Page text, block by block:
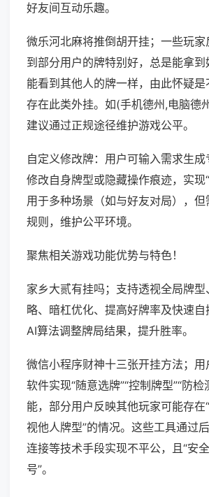
好友间互动乐趣。
微乐河北麻将推倒胡开挂；一些玩
到部分用户的牌特别好，总是能拿
能看到其他人的牌一样，由此怀疑
存在此类外挂。如(手机德州,电脑德
建议通过正规途径维护游戏公平。
自定义修改牌：用户可输入需求生成
修改自身牌型或隐藏操作痕迹，实现
用于多种场景（如与好友对局），
规则，维护公平环境。
聚焦相关游戏功能优势与特色！
家乡大贰有挂吗；支持透视全局牌型
略、暗杠优化、提高好牌率及快速
AI算法调整牌局结果，提升胜率。
微信小程序财神十三张开挂方法；
软件实现“随意选牌”“控制牌型”“防检
能，部分用户反映其他玩家可能存在
视他人牌型”的情况。这些工具通过
连接等技术手段实现不平公，且“安
号”。